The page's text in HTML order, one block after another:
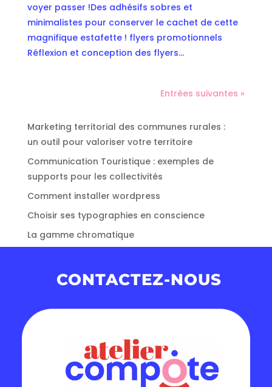
voyer passer !Des adhésifs sobres et
minimalistes pour conserver le cachet de cette
magnifique estafette ! flyers promotionnels
Réflexion et conception des flyers...
Entrées suivantes »
Marketing territorial des communes rurales :
un outil pour valoriser votre territoire
Communication Touristique : exemples de
supports pour les collectivités
Comment installer wordpress
Choisir ses typographies en conscience
La gamme chromatique
CONTACTEZ-NOUS